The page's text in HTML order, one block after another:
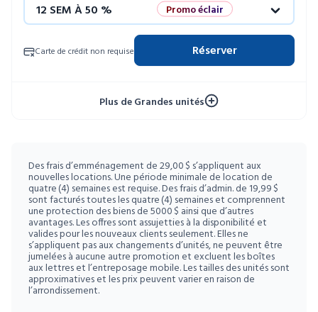
12 SEM À 50 % Promo éclair
Unités limitées
Carte de crédit non requise Réserver
Plus de Grandes unités
Des frais d’emménagement de 29,00 $ s’appliquent aux
nouvelles locations. Une période minimale de location de
quatre (4) semaines est requise. Des frais d’admin. de 19,99 $
sont facturés toutes les quatre (4) semaines et comprennent
une protection des biens de 5000 $ ainsi que d’autres
avantages. Les offres sont assujetties à la disponibilité et
valides pour les nouveaux clients seulement. Elles ne
s’appliquent pas aux changements d’unités, ne peuvent être
jumelées à aucune autre promotion et excluent les boîtes
aux lettres et l’entreposage mobile. Les tailles des unités sont
approximatives et les prix peuvent varier en raison de
l’arrondissement.